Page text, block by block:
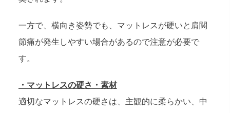
一方で、横向き姿勢でも、マットレスが硬いと肩関
節痛が発生しやすい場合があるので注意が必要で
す。
・マットレスの硬さ・素材
適切なマットレスの硬さは、主観的に柔らかい、中